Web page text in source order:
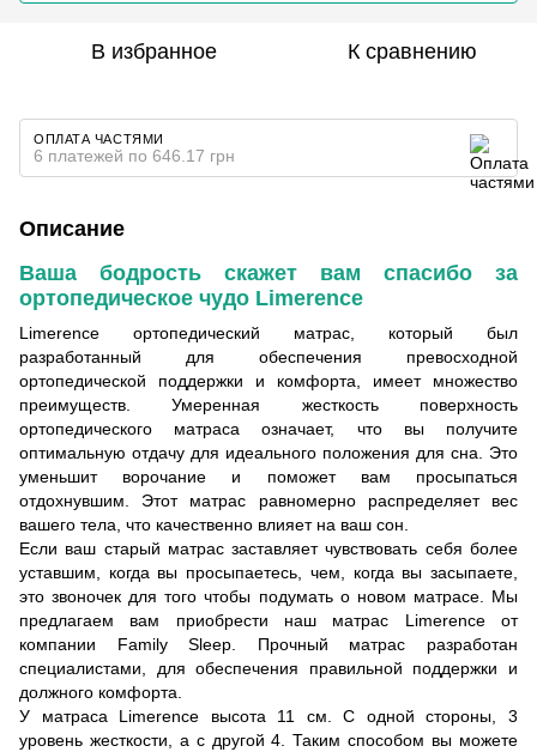
В избранное К сравнению
ОПЛАТА ЧАСТЯМИ
6 платежей по 646.17 грн
Описание
Ваша бодрость скажет вам спасибо за
ортопедическое чудо Limerence
Limerence ортопедический матрас, который был
разработанный для обеспечения превосходной
ортопедической поддержки и комфорта, имеет множество
преимуществ. Умеренная жесткость поверхность
ортопедического матраса означает, что вы получите
оптимальную отдачу для идеального положения для сна. Это
уменьшит ворочание и поможет вам просыпаться
отдохнувшим. Этот матрас равномерно распределяет вес
вашего тела, что качественно влияет на ваш сон.
Если ваш старый матрас заставляет чувствовать себя более
уставшим, когда вы просыпаетесь, чем, когда вы засыпаете,
это звоночек для того чтобы подумать о новом матрасе. Мы
предлагаем вам приобрести наш матрас Limerence от
компании Family Sleep. Прочный матрас разработан
специалистами, для обеспечения правильной поддержки и
должного комфорта.
У матраса Limerence высота 11 см. С одной стороны, 3
уровень жесткости, а с другой 4. Таким способом вы можете